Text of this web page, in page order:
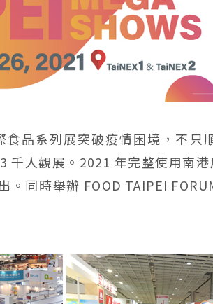
品系列展突破疫情困境，不只
千人觀展。2021 年完整使用南
。同時舉辦 FOOD TAIPEI